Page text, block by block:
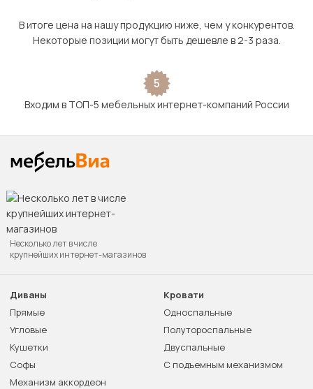
В итоге цена на нашу продукцию ниже, чем у конкурентов.
Некоторые позиции могут быть дешевле в 2-3 раза.
5
Входим в ТОП-5 мебельных интернет-компаний России
Несколько лет в числе
крупнейших интернет-магазинов
Диваны
Прямые
Угловые
Кушетки
Софы
Механизм аккордеон
Кровати
Односпальные
Полутороспальные
Двуспальные
С подъемным механизмом